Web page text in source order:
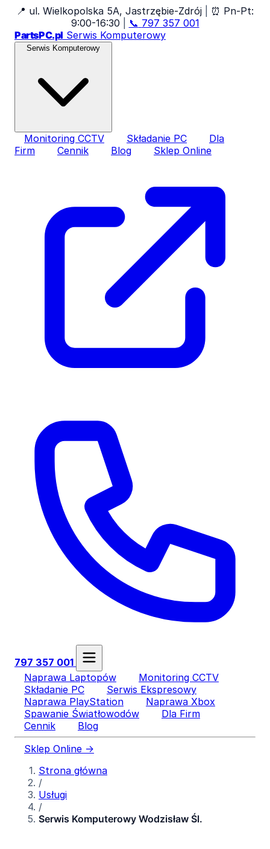
📍 ul. Wielkopolska 5A, Jastrzębie-Zdrój ⏰ Pn-Pt:
9:00-16:30
📞 797 357 001
PartsPC.pl Serwis Komputerowy
Serwis Komputerowy
Monitoring CCTV Składanie PC
Dla
Firm
Cennik Blog Sklep Online
797 357 001
Naprawa Laptopów
Monitoring CCTV
Składanie PC
Serwis Ekspresowy
Naprawa PlayStation
Naprawa Xbox
Spawanie Światłowodów
Dla Firm
Cennik
Blog
Sklep Online →
Strona główna
/
Usługi
/
Serwis Komputerowy Wodzisław Śl.